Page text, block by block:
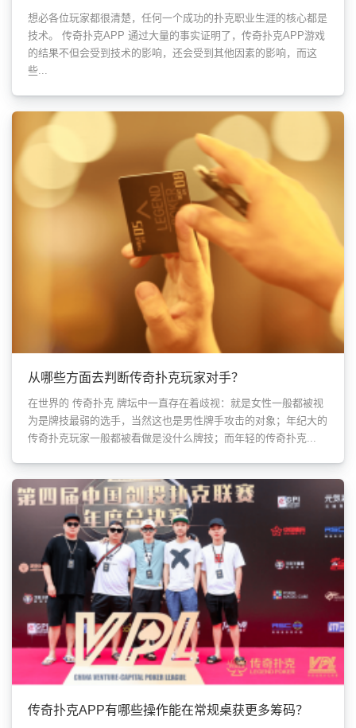
想必各位玩家都很清楚，任何一个成功的扑克职业生涯的核心都是
技术。 传奇扑克APP 通过大量的事实证明了，传奇扑克APP游戏
的结果不但会受到技术的影响，还会受到其他因素的影响，而这
些...
从哪些方面去判断传奇扑克玩家对手？
在世界的 传奇扑克 牌坛中一直存在着歧视：就是女性一般都被视
为是牌技最弱的选手，当然这也是男性牌手攻击的对象；年纪大的
传奇扑克玩家一般都被看做是没什么牌技；而年轻的传奇扑克...
传奇扑克APP有哪些操作能在常规桌获更多筹码？